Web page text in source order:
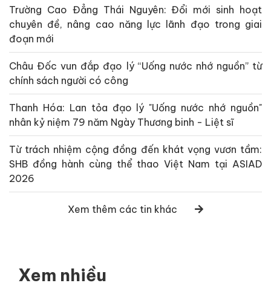
Trường Cao Đẳng Thái Nguyên: Đổi mới sinh hoạt
chuyên đề, nâng cao năng lực lãnh đạo trong giai
đoạn mới
Châu Đốc vun đắp đạo lý “Uống nước nhớ nguồn” từ
chính sách người có công
Thanh Hóa: Lan tỏa đạo lý "Uống nước nhớ nguồn"
nhân kỷ niệm 79 năm Ngày Thương binh - Liệt sĩ
Từ trách nhiệm cộng đồng đến khát vọng vươn tầm:
SHB đồng hành cùng thể thao Việt Nam tại ASIAD
2026
Xem thêm các tin khác
Xem nhiều